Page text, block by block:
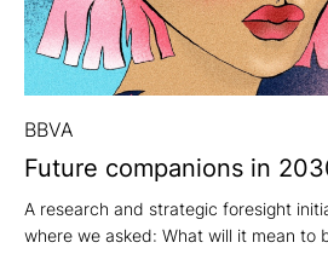
BBVA
Future companions in
A research and strategic foresight
where we asked: What will it mean to